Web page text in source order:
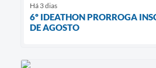
Há 3 dias
6º IDEATHON PRORROGA
DE AGOSTO